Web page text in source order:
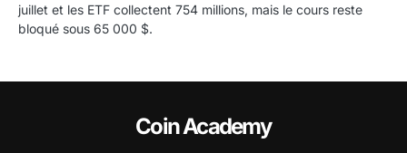
juillet et les ETF collectent 754 millions, mais le cours reste
bloqué sous 65 000 $.
Coin Academy